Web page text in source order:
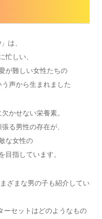
は、
忙しい、
が難しい女性たちの
う声から生まれました
かせない栄養素。
る男性の存在が、
な女性の
目指しています。
ざまな男の子も紹介してい
ーセットはどのようなもの